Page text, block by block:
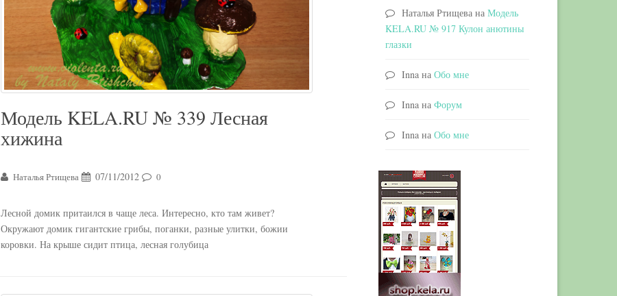
Модель KELA.RU № 339 Лесная
хижина
Наталья Ртищева 07/11/2012 0
Лесной домик притаился в чаще леса. Интересно, кто там живет?
Окружают домик гигантские грибы, поганки, разные улитки, божии
коровки. На крыше сидит птица, лесная голубица
Наталья Ртищевана Модель
KELA.RU № 917 Кулон анютины
глазки
Innaна Обо мне
Innaна Форум
Innaна Обо мне